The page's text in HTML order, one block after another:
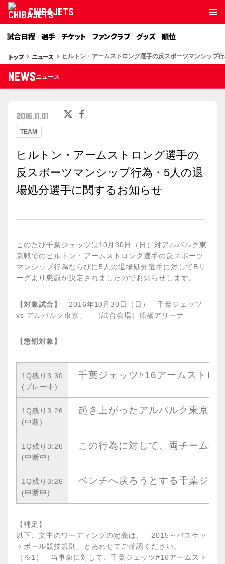
CHIBAJETS
試合日程 選手 チケット ファンクラブ グッズ 順位
トップkeyboard_arrow_right ニュース keyboard_arrow_right ヒルトン・アームストロング選手の反スポーツマンシップ
NEWSニュース
TEAM
2016.11.01
ヒルトン・アームストロング選手の
反スポーツマンシップ行為・5人の退
場処分選手に関するお知らせ
このたび千葉ジェッツは10月30日（日）対アルバルク東
京戦でのヒルトン・アームストロング選手の反スポーツ
マンシップ行為ならびに5人の退場処分選手に対してBリ
ーグより懲罰が決定されましたのでお知らせします。
【対象試合】 2016年10月30日（日）「千葉ジェッツ
vs アルバルク東京」 （試合会場）船橋アリーナ
【懲罰対象】
1Q残り3:30
(プレー中)
千葉ジェッツ#16アームストロ
1Q残り3:26
(中断)
起き上がったアルバルク東京
1Q残り3:26
(中断中)
この行為に対して、両チーム
1Q残り3:26
(中断中)
ベンチへ戻ろうとする千葉ジ
【補足】
以下、文中のワーディングの定義は、「2015～バスケッ
トボール競技規則」とあわせてご確認ください。
（※1） 当事象に対して、千葉ジェッツ#16アームスト